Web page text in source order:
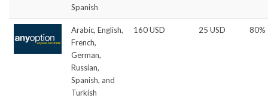
Spanish
Arabic, English,
French,
German,
Russian,
Spanish, and
Turkish
160 USD 25 USD 80%